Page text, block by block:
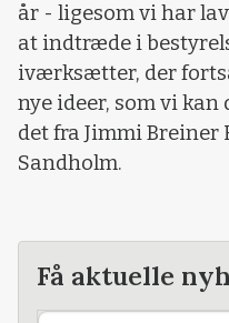
år - ligesom vi har
at indtræde i
iværksætter, der
nye ideer, som vi kan
det fra Jimmi Breiner
Sandholm.
Få aktuelle